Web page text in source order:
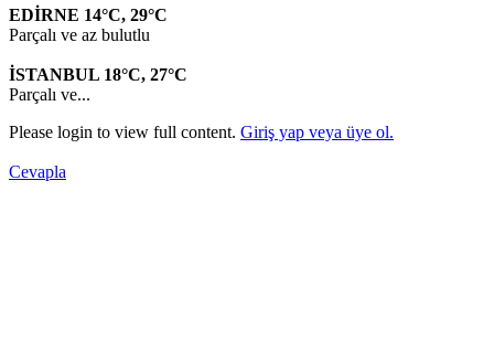
EDİRNE 14°C, 29°C
Parçalı ve az bulutlu
İSTANBUL 18°C, 27°C
Parçalı ve...
Please login to view full content. Giriş yap veya üye ol.
Cevapla